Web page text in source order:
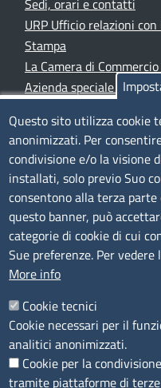
URP Ufficio relazioni
Stampa
La Camera di
Azienda speciale
TRASPARENZA
Albo Online
Amministrazione
Bandi e concorsi
Segnalazioni
Accessibilità
IBAN e pagamenti
Informative privacy e
Verifiche PA
Attuazione misure PNRR
Modulistica
Questo sito utilizza cookie
anonimizzati. Per
condivisione e/o la visione
installati, solo previo Suo
consentono alla terza
questo banner, può
categorie di cookie di cui
Sue preferenze. Per
More info
Cookie tecnici
Cookie necessari per il
analitici anonimizzati.
Cookie per la
tramite piattaforme di